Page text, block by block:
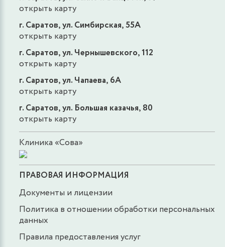
открыть карту
г. Саратов, ул. Симбирская, 55А
открыть карту
г. Саратов, ул. Чернышевского, 112
открыть карту
г. Саратов, ул. Чапаева, 6А
открыть карту
г. Саратов, ул. Большая казачья, 80
открыть карту
Клиника «Сова»
ПРАВОВАЯ ИНФОРМАЦИЯ
Документы и лицензии
Политика в отношении обработки персональных
данных
Правила предоставления услуг